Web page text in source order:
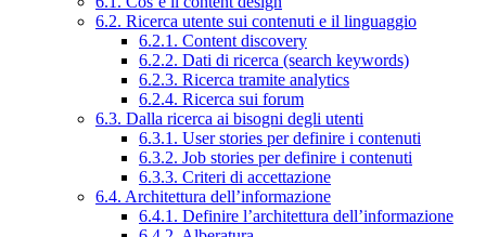
6.2. Ricerca utente sui contenuti e il linguaggio
6.2.1. Content discovery
6.2.2. Dati di ricerca (search keywords)
6.2.3. Ricerca tramite analytics
6.2.4. Ricerca sui forum
6.3. Dalla ricerca ai bisogni degli utenti
6.3.1. User stories per definire i contenuti
6.3.2. Job stories per definire i contenuti
6.3.3. Criteri di accettazione
6.4. Architettura dell’informazione
6.4.1. Definire l’architettura dell’informazione